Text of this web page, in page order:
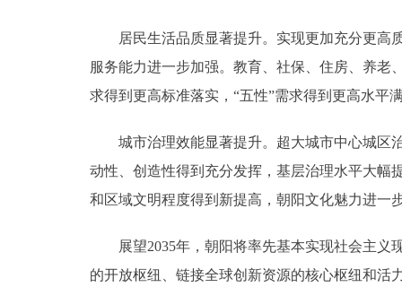
居民生活品质显著提升。实现更加充分更高质
服务能力进一步加强。教育、社保、住房、养老
求得到更高标准落实，“五性”需求得到更高水平
城市治理效能显著提升。超大城市中心城区治
动性、创造性得到充分发挥，基层治理水平大幅
和区域文明程度得到新提高，朝阳文化魅力进一
展望2035年，朝阳将率先基本实现社会主义
的开放枢纽、链接全球创新资源的核心枢纽和活